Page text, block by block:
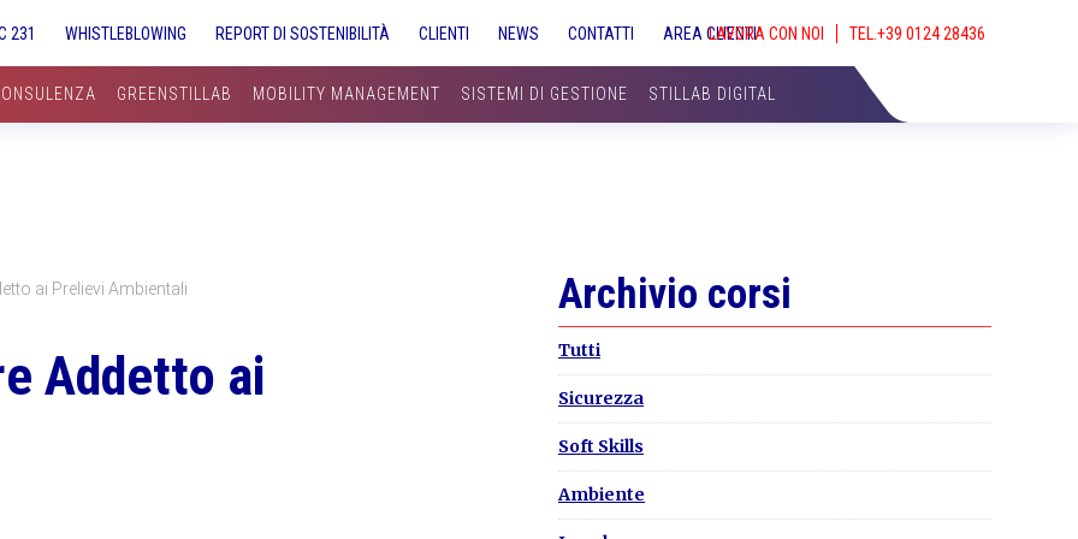
231 WHISTLEBLOWING REPORT DI SOSTENIBILITÀ CLIENTI NEWS CONTATTI AREA CLIENTILAVORA CON NOI
GREENSTILLAB MOBILITY MANAGEMENT SISTEMI DI GESTIONE STILLAB DIGITAL
ai Prelievi Ambientali
Addetto ai
Primary
Sidebar
Archivio corsi
Tutti
Sicurezza
Soft Skills
Ambiente